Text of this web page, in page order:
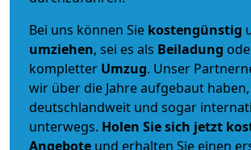
Bei uns können Sie kostengünstig
umziehen, sei es als Beiladung
kompletter Umzug. Unser
wir über die Jahre aufgebaut
deutschlandweit und sogar
unterwegs. Holen Sie sich jetzt
Angebote und erhalten Sie einen